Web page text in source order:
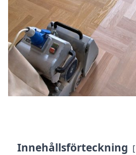
Innehållsförteckning